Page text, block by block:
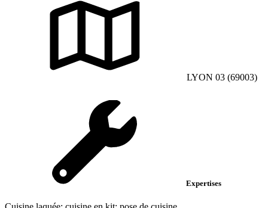
LYON 03 (69003)
Expertises